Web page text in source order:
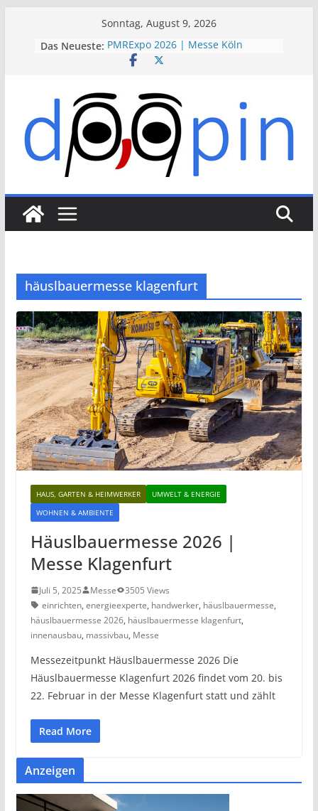
Sonntag, August 9, 2026
Das Neueste: PMRExpo 2026 | Messe Köln
VdS-BrandSchutzTage 2026 |
VALVE WORLD EXPO 2026 | Messe
Düsseldorf
ESSEN MOTOR SHOW 2026 | Messe
Essen
häuslbauermesse klagenfurt
HAUS, GARTEN & HEIMWERKER
UMWELT & ENERGIE
WOHNEN & AMBIENTE
Häuslbauermesse 2026 |
Messe Klagenfurt
Juli 5, 2025 Messe
3505 Views
einrichten, energieexperte, handwerker, häuslbauermesse,
häuslbauermesse 2026, häuslbauermesse klagenfurt,
innenausbau, massivbau, Messe
Messezeitpunkt Häuslbauermesse 2026 Die
Häuslbauermesse Klagenfurt 2026 findet vom 20. bis
22. Februar in der Messe Klagenfurt statt und zählt
Read More
Anzeigen